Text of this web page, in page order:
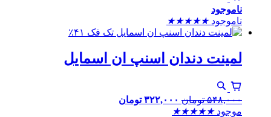
ناموجود
ناموجود ★
★
★
★
★
٪۴۱
لمینت دندان اسنپ ان اسمایل
۵۴۸,۰۰۰ تومان ۳۲۲,۰۰۰ تومان
موجود ★
★
★
★
★